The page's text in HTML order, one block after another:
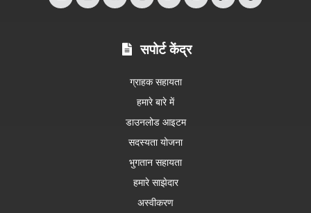
सपोर्ट केंद्र
ग्राहक सहायता
हमारे बारे में
डाउनलोड आइटम
सदस्यता योजना
भुगतान सहायता
हमारे साझेदार
अस्वीकरण